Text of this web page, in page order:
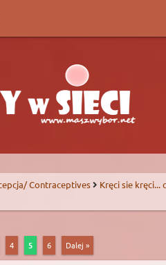
Contraceptives
Kręci sie kręci...
4 5 6 Dalej »